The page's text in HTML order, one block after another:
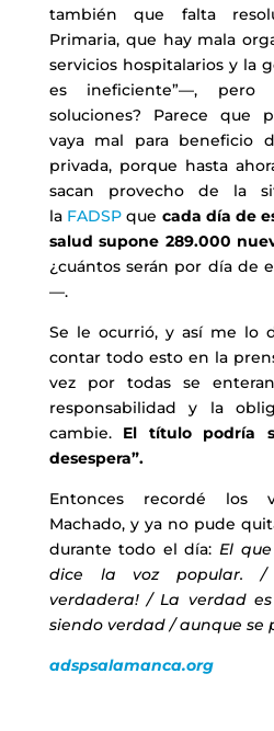
también que falta
Primaria, que hay mala
servicios hospitalarios y la
es ineficiente”—, pero
soluciones? Parece que
vaya mal para beneficio
privada, porque hasta
sacan provecho de la
la FADSP que cada día de
salud supone 289.000
¿cuántos serán por día de
—.
Se le ocurrió, y así me lo
contar todo esto en la
vez por todas se
responsabilidad y la
cambie. El título podría
desespera”.
Entonces recordé los
Machado, y ya no pude
durante todo el día: El
dice la voz popular. /
verdadera! / La verdad
siendo verdad / aunque se
adspsalamanca.org